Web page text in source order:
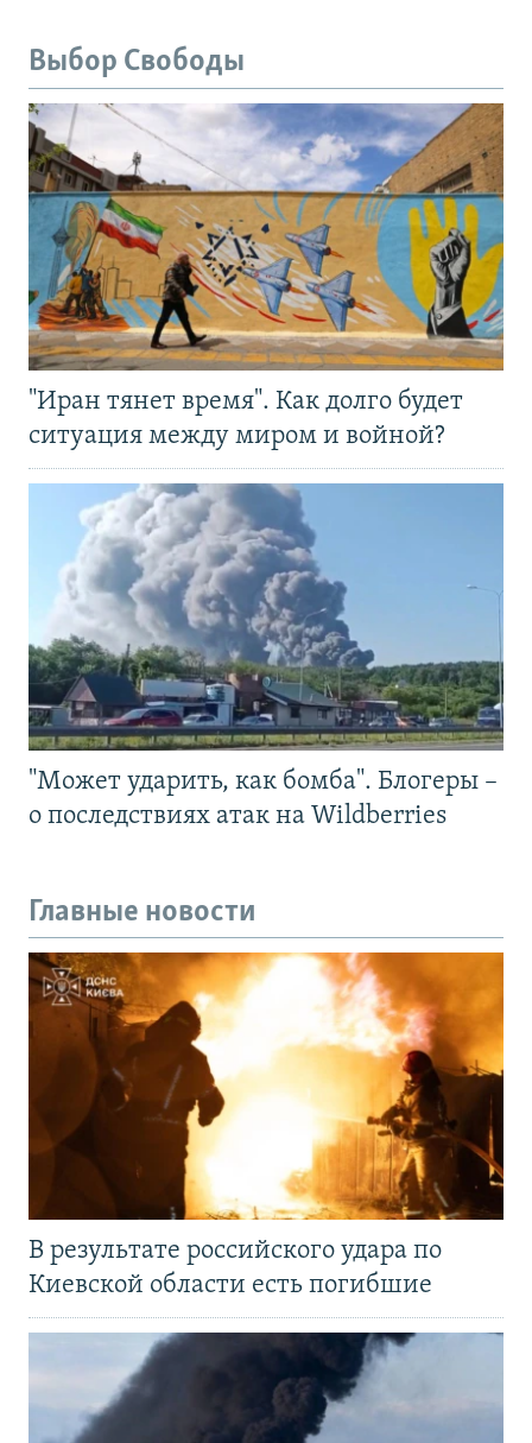
Выбор Свободы
"Иран тянет время". Как долго будет
ситуация между миром и войной?
"Может ударить, как бомба". Блогеры –
о последствиях атак на Wildberries
Главные новости
В результате российского удара по
Киевской области есть погибшие